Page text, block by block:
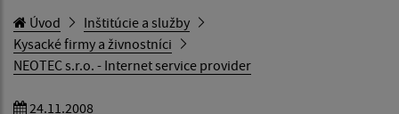
Úvod
Inštitúcie a služby
Kysacké firmy a živnostníci
NEOTEC s.r.o. - Internet service provider
24.11.2008